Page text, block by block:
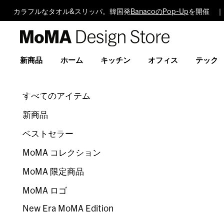
カラフルなタオル&スリッパ。韓国発 BanacoのPop-Upを開催
Design
新商品 ホーム キッチン オフィス テック
すべてのアイテム
新商品
ベストセラー
MoMA コレクション
MoMA 限定商品
MoMA ロゴ
New Era MoMA Edition